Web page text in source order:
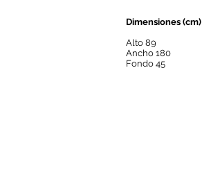
Dimensiones (cm)
Alto 89
Ancho 180
Fondo 45